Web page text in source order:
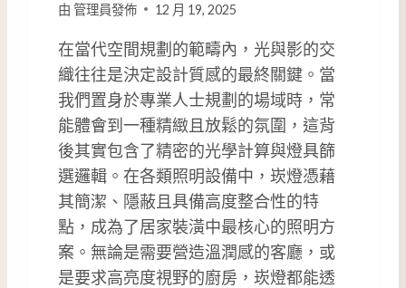
由 管理員發佈 12 月 19, 2025
在當代空間規劃的範疇內，光與影的交
織往往是決定設計質感的最終關鍵。當
我們置身於專業人士規劃的場域時，常
能體會到一種精緻且放鬆的氛圍，這背
後其實包含了精密的光學計算與燈具篩
選邏輯。在各類照明設備中，崁燈憑藉
其簡潔、隱蔽且具備高度整合性的特
點，成為了居家裝潢中最核心的照明方
案。無論是需要營造溫潤感的客廳，或
是要求高亮度視野的廚房，崁燈都能透